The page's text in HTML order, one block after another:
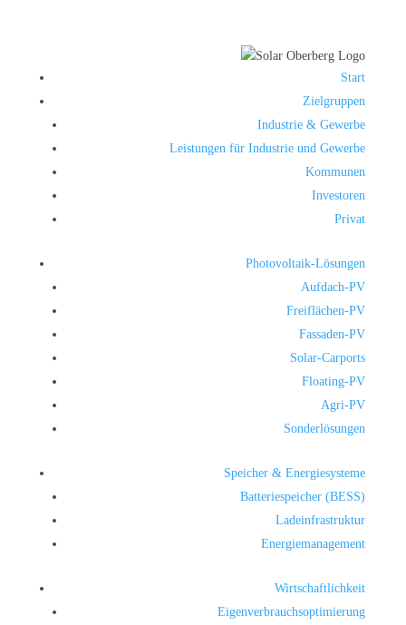
Start
Zielgruppen
Industrie & Gewerbe
Leistungen für Industrie und Gewerbe
Kommunen
Investoren
Privat
Photovoltaik-Lösungen
Aufdach-PV
Freiflächen-PV
Fassaden-PV
Solar-Carports
Floating-PV
Agri-PV
Sonderlösungen
Speicher & Energiesysteme
Batteriespeicher (BESS)
Ladeinfrastruktur
Energiemanagement
Wirtschaftlichkeit
Eigenverbrauchsoptimierung